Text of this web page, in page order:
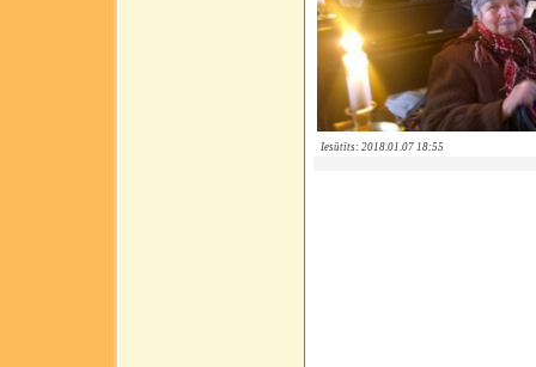
Iesūtīts: 2018.01.07 18:55